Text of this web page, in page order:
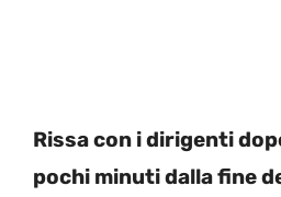
Rissa con i dirigenti
pochi minuti dalla fine